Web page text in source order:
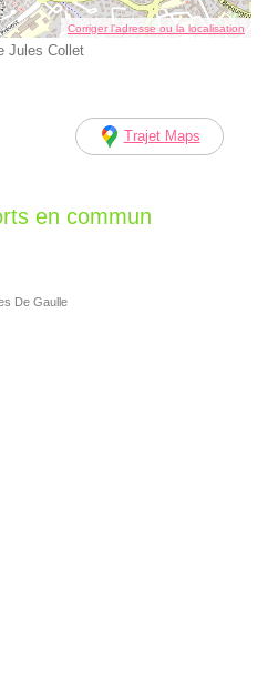
Corriger l’adresse ou la localisation
Jules Collet
Trajet Maps
en commun
De Gaulle